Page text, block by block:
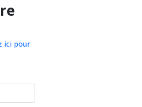
ici pour